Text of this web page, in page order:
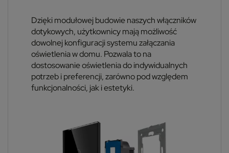
Dzięki modułowej budowie naszych włączników
dotykowych, użytkownicy mają możliwość
dowolnej konfiguracji systemu załączania
oświetlenia w domu. Pozwala to na
dostosowanie oświetlenia do indywidualnych
potrzeb i preferencji, zarówno pod względem
funkcjonalności, jak i estetyki.